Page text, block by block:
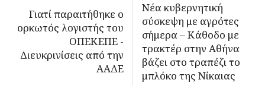
Γιατί παραιτήθηκε ο
ορκωτός λογιστής του
ΟΠΕΚΕΠΕ -
Διευκρινίσεις από την
ΑΑΔΕ
Νέα κυβερνητική
σύσκεψη με αγρότες
σήμερα – Κάθοδο με
τρακτέρ στην Αθήνα
βάζει στο τραπέζι το
μπλόκο της Νίκαιας